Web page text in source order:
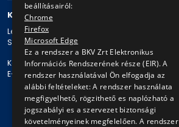
KAPCSOLAT
Levelezési cím: 1980 Budapest, Pf. 11.
Székhely: 1980 Budapest, Akácfa u. 15.
Központi telefonszám: + 36 1 461-65-00
E-mail cím: bkv@bkv.hu
beállításairól:
Chrome
Firefox
Microsoft Edge
Ez a rendszer a BKV Zrt Elektronikus
Információs Rendszerének része (EIR). A
rendszer használatával Ön elfogadja az
alábbi feltételeket: A rendszer használata
megfigyelhető, rögzithető es naplózható a
jogszabályi es a szervezet biztonsági
követelményeinek megfelelően. A rendszer